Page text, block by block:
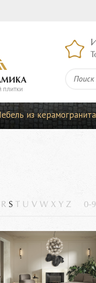
ПЛИТКИ
из керамогранита
R S U V W X Y Z 0-9